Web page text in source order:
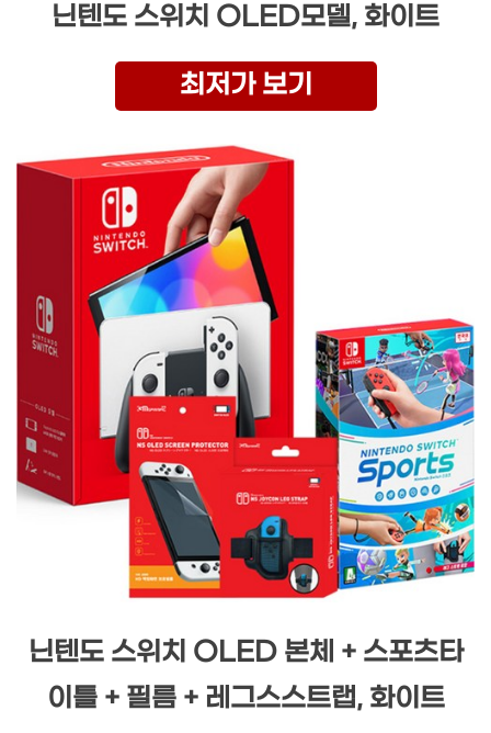
닌텐도 스위치 OLED모델, 화이트
최저가 보기
닌텐도 스위치 OLED 본체 + 스포츠타
이틀 + 필름 + 레그스스트랩, 화이트